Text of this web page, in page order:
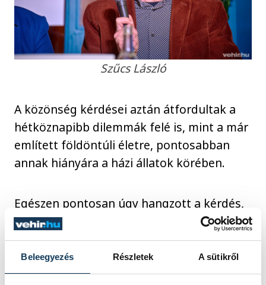
Beleegyezés Részletek A sütikről
Szűcs László
A közönség kérdései aztán átfordultak a
hétköznapibb dilemmák felé is, mint a már
említett földöntúli életre, pontosabban
annak hiányára a házi állatok körében.
Egészen pontosan úgy hangzott a kérdés,
ha az állatok a keresztény tanítás szerint
nem juthatnak a mennyországba, Isten
miért nem teremtette őket örök életűnek?